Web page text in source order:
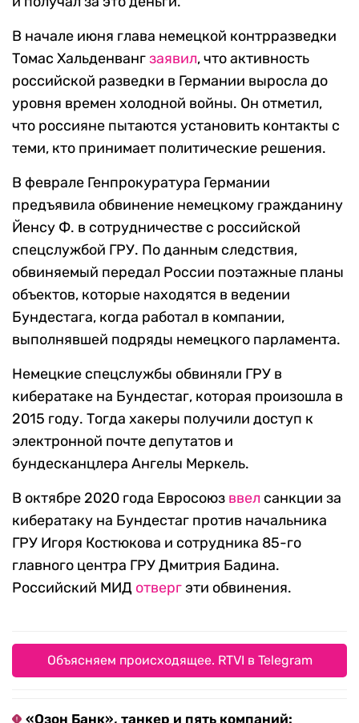
В начале июня глава немецкой контрразведки
Томас Хальденвангзаявил, что активность
российской разведки в Германии выросла до
уровня времен холодной войны. Он отметил,
что россияне пытаются установить контакты с
теми, кто принимает политические решения.
В феврале Генпрокуратура Германии
предъявила обвинение немецкому гражданину
Йенсу Ф. в сотрудничестве с российской
спецслужбой ГРУ. По данным следствия,
обвиняемый передал России поэтажные планы
объектов, которые находятся в ведении
Бундестага, когда работал в компании,
выполнявшей подряды немецкого парламента.
Немецкие спецслужбы обвиняли ГРУ в
кибератаке на Бундестаг, которая произошла в
2015 году. Тогда хакеры получили доступ к
электронной почте депутатов и
бундесканцлера Ангелы Меркель.
В октябре 2020 года Евросоюз ввел санкции за
кибератаку на Бундестаг против начальника
ГРУ Игоря Костюкова и сотрудника 85-го
главного центра ГРУ Дмитрия Бадина.
Российский МИД отверг эти обвинения.
Объясняем происходящее. RTVI в Telegram
«Озон Банк», танкер и пять компаний: